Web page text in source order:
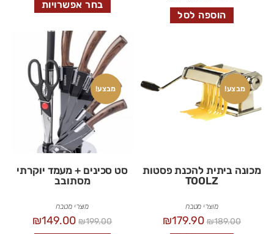
הוספה לסל
בחר אפשרויות
מבצע!
מכונה ביתית להכנת פסטות
TOOLZ
מוצרי מטבח
₪189.00
₪179.90
מבצע!
סט סכינים + מעמד יוקרתי
מסתובב
מוצרי מטבח
₪199.00
₪149.00